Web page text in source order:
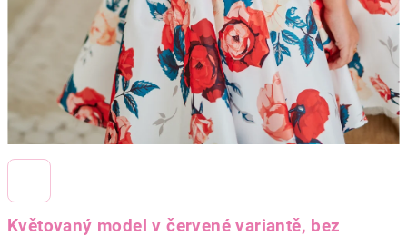
Květovaný model v červené variantě, bez